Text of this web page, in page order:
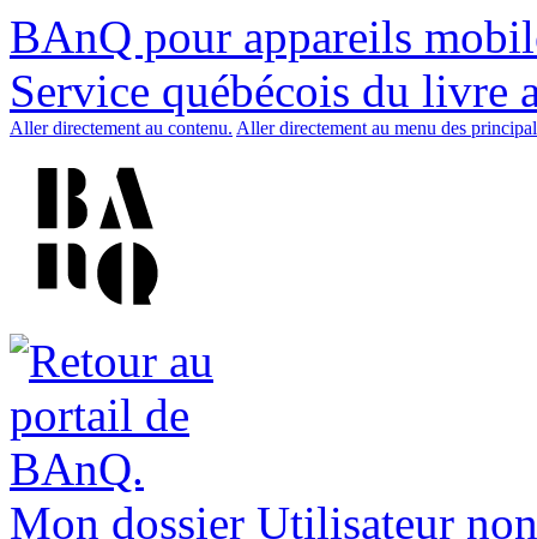
BAnQ pour appareils
Service québécois du livre
Aller directement au contenu. Aller directement au menu des
Mon dossier Utilisateur